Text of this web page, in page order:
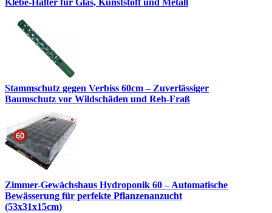
Klebe-Halter für Glas, Kunststoff und Metall
Stammschutz gegen Verbiss 60cm – Zuverlässiger
Baumschutz vor Wildschäden und Reh-Fraß
Zimmer-Gewächshaus Hydroponik 60 – Automatische
Bewässerung für perfekte Pflanzenanzucht
(53x31x15cm)